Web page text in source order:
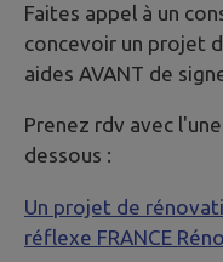
Faites appel à un
concevoir un projet
aides AVANT de
Prenez rdv avec
dessous :
Un projet de
réflexe FRANCE